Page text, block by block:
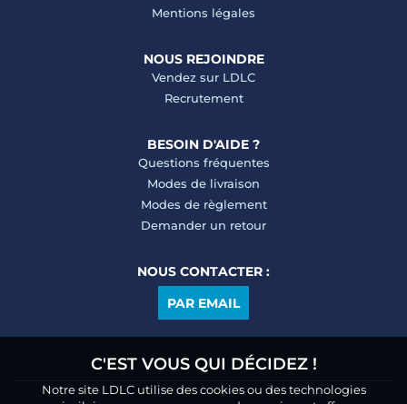
Mentions légales
NOUS REJOINDRE
Vendez sur LDLC
Recrutement
BESOIN D'AIDE ?
Questions fréquentes
Modes de livraison
Modes de règlement
Demander un retour
NOUS CONTACTER :
PAR EMAIL
C'EST VOUS QUI DÉCIDEZ !
Notre site LDLC utilise des cookies ou des technologies